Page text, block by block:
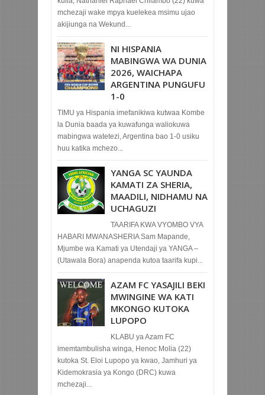
mchezaji wake mpya kuelekea msimu ujao
akijiunga na Wekund...
NI HISPANIA
MABINGWA WA DUNIA
2026, WAICHAPA
ARGENTINA PUNGUFU
1-0
TIMU ya Hispania imefanikiwa kutwaa Kombe
la Dunia baada ya kuwafunga waliokuwa
mabingwa watetezi, Argentina bao 1-0 usiku
huu katika mchezo...
YANGA SC YAUNDA
KAMATI ZA SHERIA,
MAADILI, NIDHAMU NA
UCHAGUZI
TAARIFA KWA VYOMBO VYA
HABARI MWANASHERIA Sam Mapande,
Mjumbe wa Kamati ya Utendaji ya YANGA –
(Utawala Bora) anapenda kutoa taarifa kupi...
AZAM FC YASAJILI BEKI
MWINGINE WA KATI
MKONGO KUTOKA
LUPOPO
KLABU ya Azam FC
imemtambulisha winga, Henoc Molia (22)
kutoka St. Eloi Lupopo ya kwao, Jamhuri ya
Kidemokrasia ya Kongo (DRC) kuwa
mchezaji...